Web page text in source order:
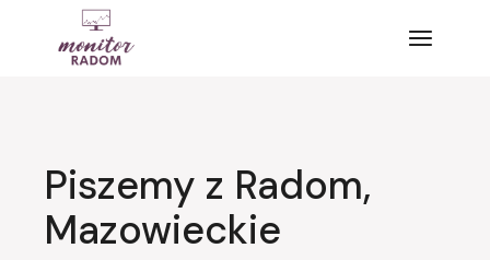
Piszemy z Radom,
Mazowieckie